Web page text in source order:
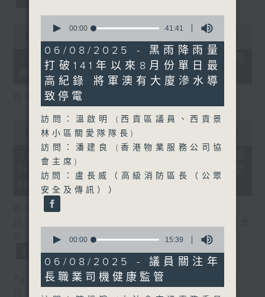
minutes,
seconds
06/08/2026 - 5歲男童被虐致死 母
親誤殺及殘酷對待兒童罪成判囚22年
訪問：陳文宜（社福界立法會議員 ）
seconds
minutes,
seconds
00:00
06/08/2026 - 議員關注教科書價格
升幅對基層影響 提優化學校書簿津貼
計劃等建議
訪問：鄧飛（教育界立法會議員）
兒童權利 ,教科書 ,教育
seconds
41
minutes,
41
seconds
00:00 41:41
06/08/2025 - 黑雨降雨量
打破141年以來8月份單日最
高紀錄 將軍澳有大廈滲水導
致停電
訪問：溫啟明 (西貢區議員、西貢景
林小區關愛隊隊長)
訪問：潘建良 (香港物業服務公司協
會主席)
訪問：盧長威（高級消防區長（公眾
安全及傳訊））
seconds
15
minutes,
39
seconds
00:00 15:39
06/08/2025 - 議員關注年
長職業司機健康監管